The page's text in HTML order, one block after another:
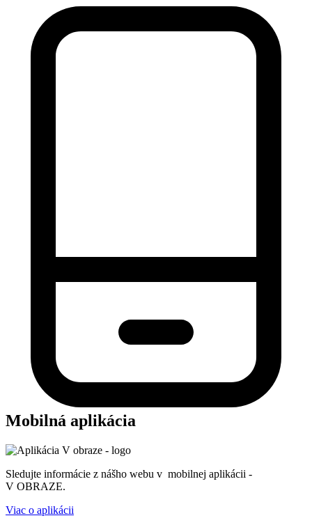
Mobilná aplikácia
Sledujte informácie z nášho webu v mobilnej aplikácii -
V OBRAZE.
Viac o aplikácii